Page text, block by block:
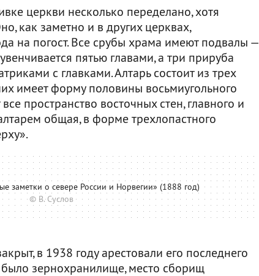
церкви несколько переделано, хотя
как заметно и в других церквах,
на погост. Все срубы храма имеют подвалы —
пятью главами, а три прируба
с главками. Алтарь состоит из трех
имеет форму половины восьмиугольного
пространство восточных стен, главного и
общая, в форме трехлопастного
заметки о севере России и Норвегии» (1888 год)
© В. Суслов
в 1938 году арестовали его последнего
зернохранилище, место сборищ